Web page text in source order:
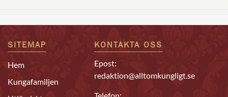
SITEMAP
Hem
Kungafamiljen
KONTAKTA OSS
Epost:
redaktion@alltomkungligt.se